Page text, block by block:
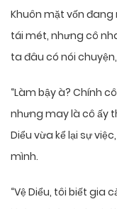
Khuôn mặt vốn đang
tái mét, nhưng cô
ta đâu có nói
“Làm bậy à? Chính
nhưng may là cô ấy
Diểu vừa kể lại sự
mình.
“Vệ Diểu, tôi biết gia